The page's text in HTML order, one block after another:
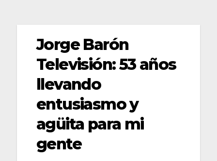
Jorge Barón
Televisión: 53 años
llevando
entusiasmo y
agüita para mi
gente